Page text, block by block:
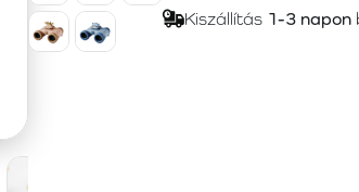
Kiszállítás 1-3 napon